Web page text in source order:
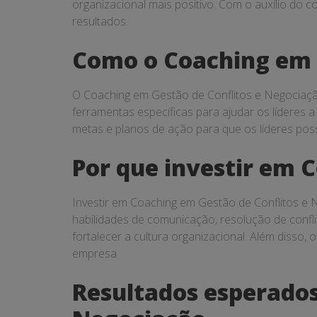
organizacional mais positivo. Com o auxílio do
resultados.
Como o Coaching
O Coaching em Gestão de Conflitos e
ferramentas específicas para ajudar os líderes
metas e planos de ação para que os líderes
Por que investir em
Investir em Coaching em Gestão de Conflitos
habilidades de comunicação, resolução de
fortalecer a cultura organizacional. Além disso,
empresa.
Resultados